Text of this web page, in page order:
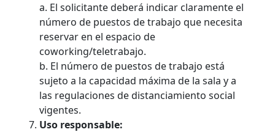
a. El solicitante deberá indicar claramente el
número de puestos de trabajo que necesita
reservar en el espacio de
coworking/teletrabajo.
b. El número de puestos de trabajo está
sujeto a la capacidad máxima de la sala y a
las regulaciones de distanciamiento social
vigentes.
Uso responsable: